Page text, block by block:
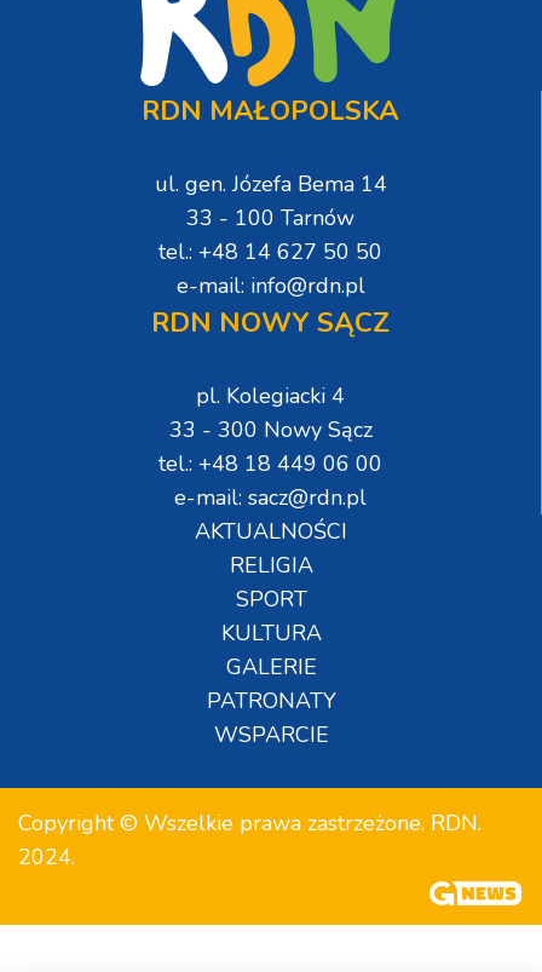
RDN MAŁOPOLSKA
ul. gen. Józefa Bema 14
33 - 100 Tarnów
tel.: +48 14 627 50 50
e-mail: info@rdn.pl
RDN NOWY SĄCZ
pl. Kolegiacki 4
33 - 300 Nowy Sącz
tel.: +48 18 449 06 00
e-mail: sacz@rdn.pl
AKTUALNOŚCI
RELIGIA
SPORT
KULTURA
GALERIE
PATRONATY
WSPARCIE
Copyright © Wszelkie prawa zastrzeżone. RDN.
2024.